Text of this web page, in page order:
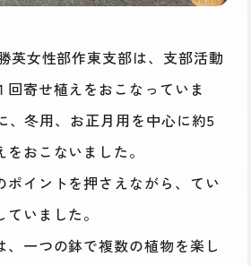
英女性部作東支部は、支部活動
寄せ植えをおこなっていま
、冬用、お正月用を中心に約5
おこないました。
イントを押さえながら、てい
いました。
一つの鉢で複数の植物を楽し